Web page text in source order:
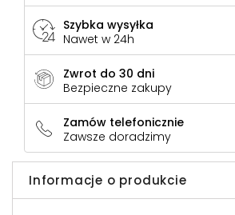
Szybka wysyłka
Nawet w 24h
Zwrot do 30 dni
Bezpieczne zakupy
Zamów telefonicznie
Zawsze doradzimy
Informacje o produkcie